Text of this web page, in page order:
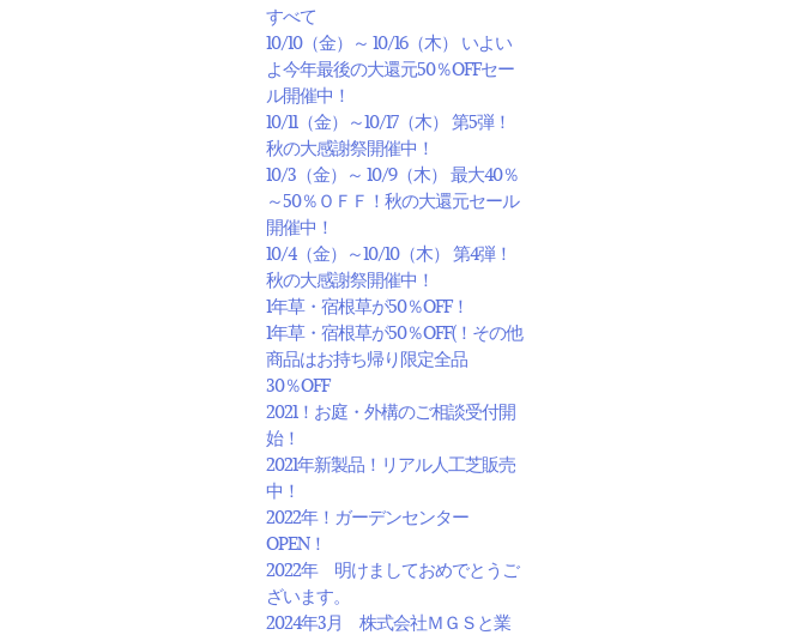
すべて
10/10（金）～ 10/16（木） いよい
よ今年最後の大還元50％OFFセー
ル開催中！
10/11（金）～10/17（木） 第5弾！
秋の大感謝祭開催中！
10/3（金）～ 10/9（木） 最大40％
～50％ＯＦＦ！秋の大還元セール
開催中！
10/4（金）～10/10（木） 第4弾！
秋の大感謝祭開催中！
1年草・宿根草が50％OFF！
1年草・宿根草が50％OFF(！その他
商品はお持ち帰り限定全品
30％OFF
2021！お庭・外構のご相談受付開
始！
2021年新製品！リアル人工芝販売
中！
2022年！ガーデンセンター
OPEN！
2022年 明けましておめでとうご
ざいます。
2024年3月 株式会社ＭＧＳと業